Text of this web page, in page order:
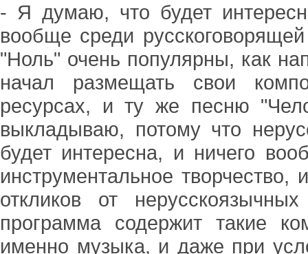
- Я думаю, что будет
вообще среди
"Ноль" очень популярны, как
начал размещать свои
ресурсах, и ту же песню
выкладываю, потому что
будет интересна, и ничего
инструментальное
откликов от
программа содержит такие
именно музыка, и даже при